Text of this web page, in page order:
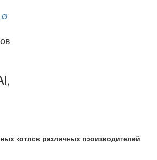
котлов различных производителей